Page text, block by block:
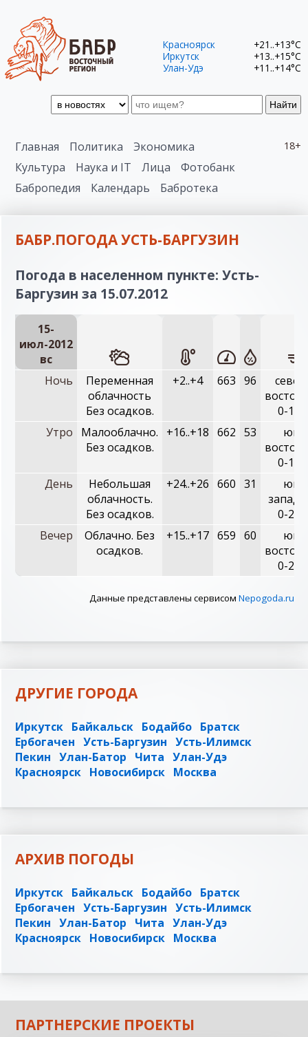
Найти
Красноярск
+21..+13°C
Иркутск
+13..+15°C
Улан-Удэ
+11..+14°C
18+
Главная Политика
Экономика
Культура
Наука и IT Лица
Фотобанк
Бабропедия
Календарь Бабротека
БАБР.ПОГОДА УСТЬ-БАРГУЗИН
Погода в населенном пункте: Усть-
Баргузин за 15.07.2012
15-
июл-2012
вc
Ночь
Переменная
облачность
Без осадков.
+2..+4 663 96
0-1
Утро
Малооблачно.
Без осадков.
+16..+18 662 53
юго-
0-1
День
Небольшая
облачность.
Без осадков.
+24..+26 660 31
юго-
0-2
Вечер
Облачно. Без
осадков.
+15..+17 659 60
юго-
0-2
Данные представлены сервисом Nepogoda.ru
ДРУГИЕ ГОРОДА
Иркутск Байкальск Бодайбо Братск
Ербогачен Усть-Баргузин Усть-Илимск
Пекин Улан-Батор Чита Улан-Удэ
Красноярск Новосибирск Москва
АРХИВ ПОГОДЫ
Иркутск Байкальск Бодайбо Братск
Ербогачен Усть-Баргузин Усть-Илимск
Пекин Улан-Батор Чита Улан-Удэ
Красноярск Новосибирск Москва
ПАРТНЕРСКИЕ ПРОЕКТЫ